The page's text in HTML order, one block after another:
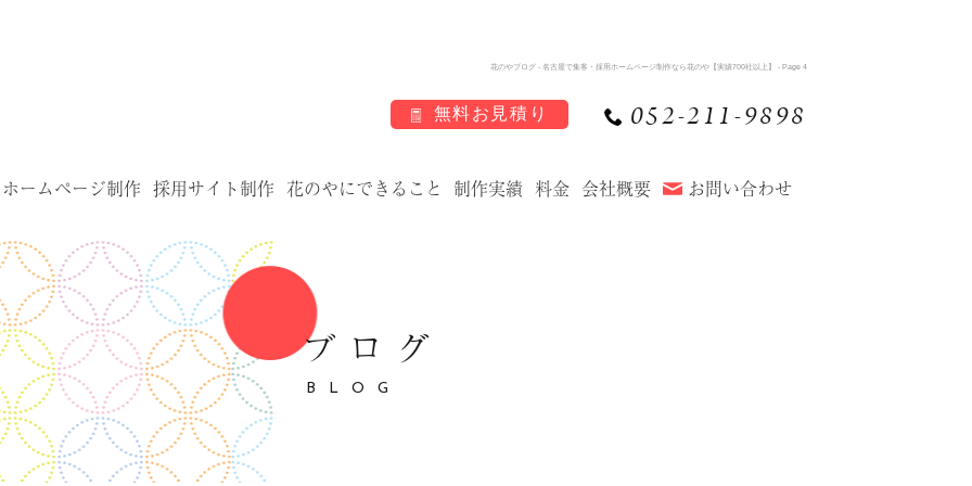
花のやブログ - 名古屋で集客・採用ホームページ制作なら花のや【実績700社以上】 - Page 4
ホームページ制作 採用サイト制作 花のやにできること 制作実績 料金 会社概要 お問い合わせ
無料お見積り 052-211-9898
ブログ
BLOG